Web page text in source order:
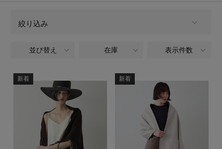
ブランド
最旬！トレンドワード
【予約】新作ウェアをチェック
【Tシャツ】デイリーに活躍
アイテム一覧
いち早くお届けします。
SUPPORT
ご利用ガイド
絞り込み
商品タイプ ALL
BRAND 全てのブランド
CATEGORY
ファッション小物,ストール・マフラー・ケープ,ス
並び替え 在庫 表示件数
新着 新着